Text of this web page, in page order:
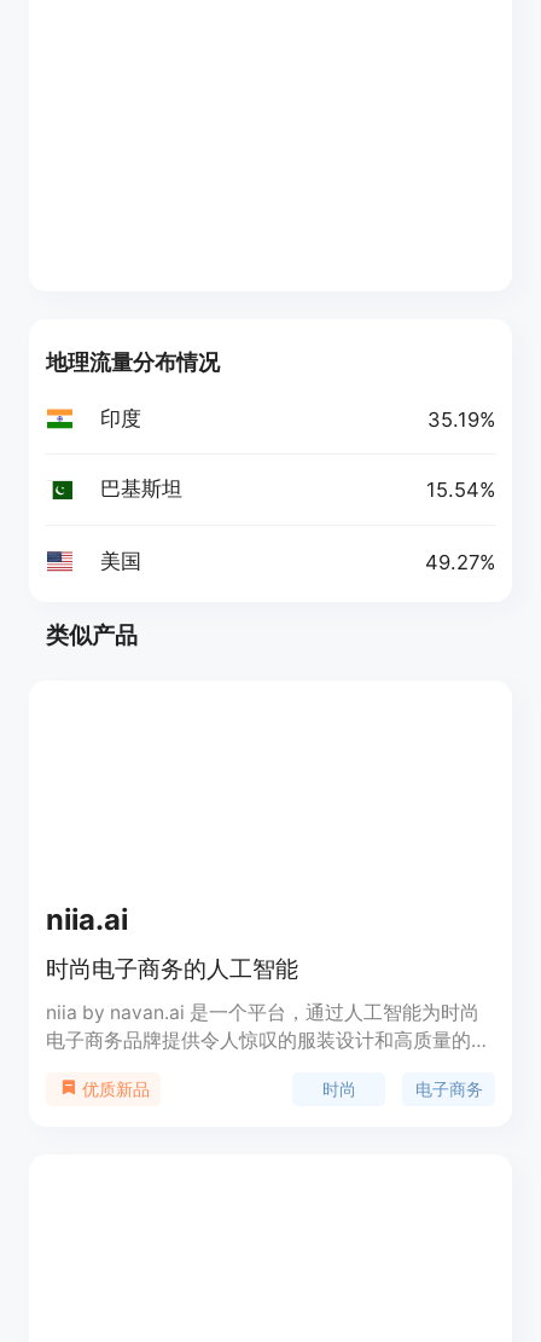
地理流量分布情况
印度 35.19%
巴基斯坦 15.54%
美国 49.27%
类似产品
niia.ai
时尚电子商务的人工智能
niia by navan.ai 是一个平台，通过人工智能为时尚
电子商务品牌提供令人惊叹的服装设计和高质量的产
设计并将其预览在不同面料上。立即免费开始并体验
优质新品 时尚 电子商务